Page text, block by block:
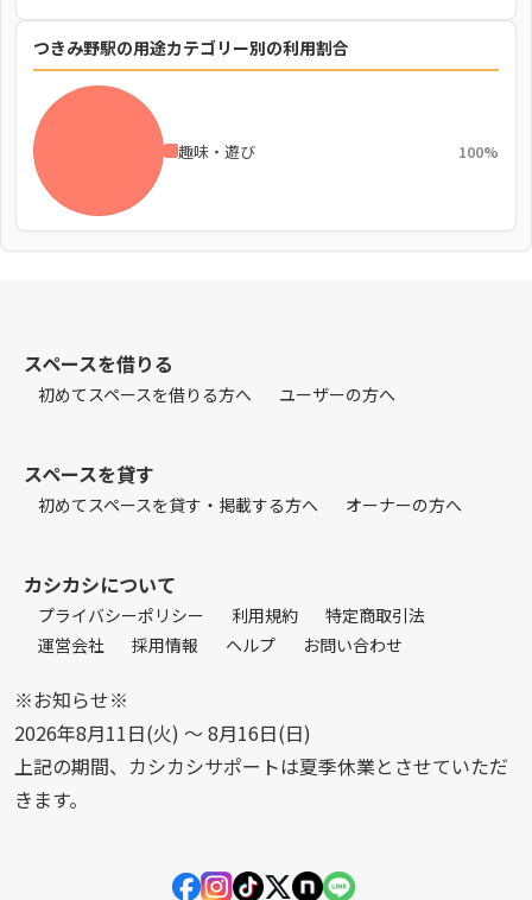
つきみ野駅の用途カテゴリー別の利用割合
趣味・遊び 100%
スペースを借りる
初めてスペースを借りる方へ ユーザーの方へ
スペースを貸す
初めてスペースを貸す・掲載する方へ オーナーの方へ
カシカシについて
プライバシーポリシー 利用規約
特定商取引法
運営会社
採用情報 ヘルプ お問い合わせ
※お知らせ※
2026年8月11日(火) 〜 8月16日(日)
上記の期間、カシカシサポートは夏季休業とさせていただ
きます。